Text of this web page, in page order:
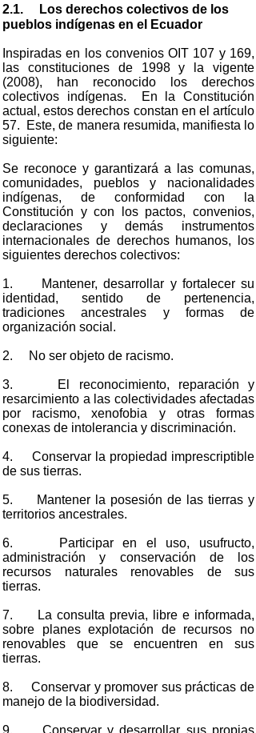
2.1.
Los derechos colectivos de los
pueblos indígenas en el Ecuador
Inspiradas en los convenios OIT 107 y 169,
las constituciones de 1998 y la vigente
(2008), han reconocido los derechos
colectivos indígenas. En la Constitución
actual, estos derechos constan en el artículo
57. Este, de manera resumida, manifiesta lo
siguiente:
Se reconoce y garantizará a las comunas,
comunidades, pueblos y nacionalidades
indígenas, de conformidad con la
Constitución y con los pactos, convenios,
declaraciones y demás instrumentos
internacionales de derechos humanos, los
siguientes derechos colectivos:
1. Mantener, desarrollar y fortalecer su
identidad, sentido de pertenencia,
tradiciones ancestrales y formas de
organización social.
2. No ser objeto de racismo.
3. El reconocimiento, reparación y
resarcimiento a las colectividades afectadas
por racismo, xenofobia y otras formas
conexas de intolerancia y discriminación.
4. Conservar la propiedad imprescriptible
de sus tierras.
5. Mantener la posesión de las tierras y
territorios ancestrales.
6. Participar en el uso, usufructo,
administración y conservación de los
recursos naturales renovables de sus
tierras.
7. La consulta previa, libre e informada,
sobre planes explotación de recursos no
renovables que se encuentren en sus
tierras.
8. Conservar y promover sus prácticas de
manejo de la biodiversidad.
9. Conservar y desarrollar sus propias